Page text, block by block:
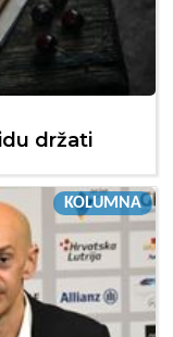
držati
KOLUMNA